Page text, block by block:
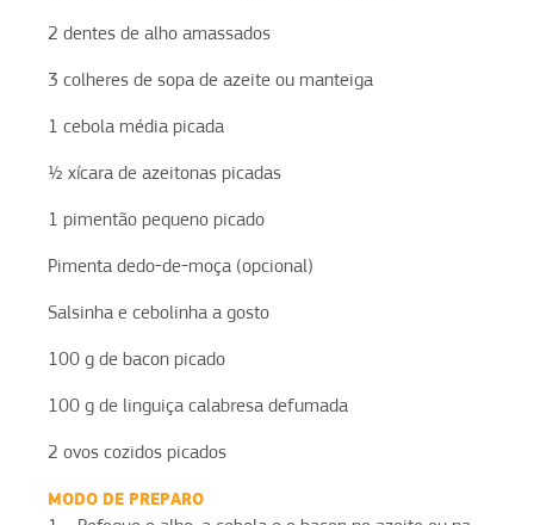
2 dentes de alho amassados
3 colheres de sopa de azeite ou manteiga
1 cebola média picada
½ xícara de azeitonas picadas
1 pimentão pequeno picado
Pimenta dedo-de-moça (opcional)
Salsinha e cebolinha a gosto
100 g de bacon picado
100 g de linguiça calabresa defumada
2 ovos cozidos picados
MODO DE PREPARO